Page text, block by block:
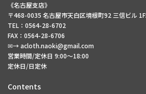
《名古屋支店》
〒468-0035 名古屋市天白区境根町92 三信ビル
TEL：0564-28-6702
FAX：0564-28-6706
✉→ acloth.naoki@gmail.com
営業時間/定休日 9:00～18:00
定休日/日定休
Contents